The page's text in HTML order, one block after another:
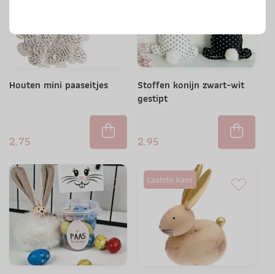
Houten mini paaseitjes
2.75
Stoffen konijn zwart-wit
gestipt
2.95
Laatste kans